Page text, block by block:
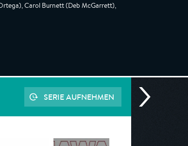
Carol Burnett (Deb McGarrett),
SERIE AUFNEHMEN